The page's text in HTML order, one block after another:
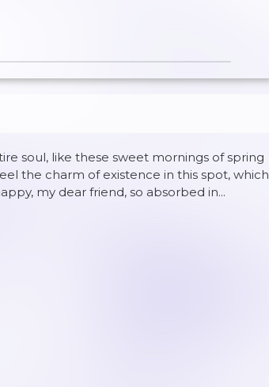
soul, like these sweet mornings of spring
the charm of existence in this spot, which
my dear friend, so absorbed in...